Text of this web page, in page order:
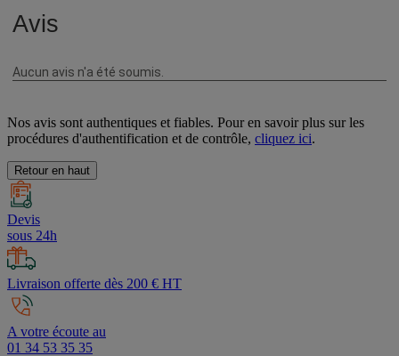
Nos avis sont authentiques et fiables. Pour en savoir plus sur les
procédures d'authentification et de contrôle, cliquez ici.
Retour en haut
Devis
sous 24h
Livraison offerte dès 200 € HT
A votre écoute au
01 34 53 35 35